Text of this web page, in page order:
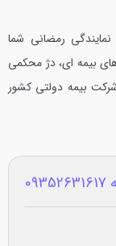
رمضانی شما
بیمه ای، دژ محکمی
بیمه دولتی کشور